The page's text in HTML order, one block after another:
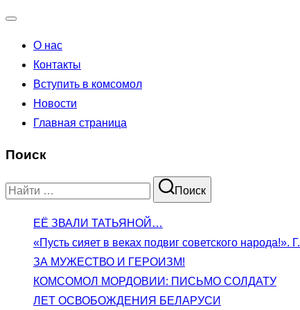
навигации
О нас
Контакты
Вступить в комсомол
Новости
Главная страница
Поиск
Поиск
Поиск
ЕЁ ЗВАЛИ ТАТЬЯНОЙ…
«Пусть сияет в веках подвиг советского
ЗА МУЖЕСТВО И ГЕРОИЗМ!
КОМСОМОЛ МОРДОВИИ: ПИСЬМО СОЛДАТУ
ЛЕТ ОСВОБОЖДЕНИЯ БЕЛАРУСИ